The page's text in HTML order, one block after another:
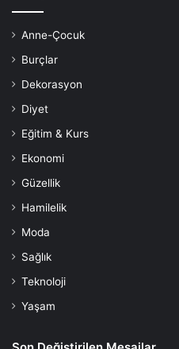
Anne-Çocuk
Burçlar
Dekorasyon
Diyet
Eğitim & Kurs
Ekonomi
Güzellik
Hamilelik
Moda
Sağlık
Teknoloji
Yaşam